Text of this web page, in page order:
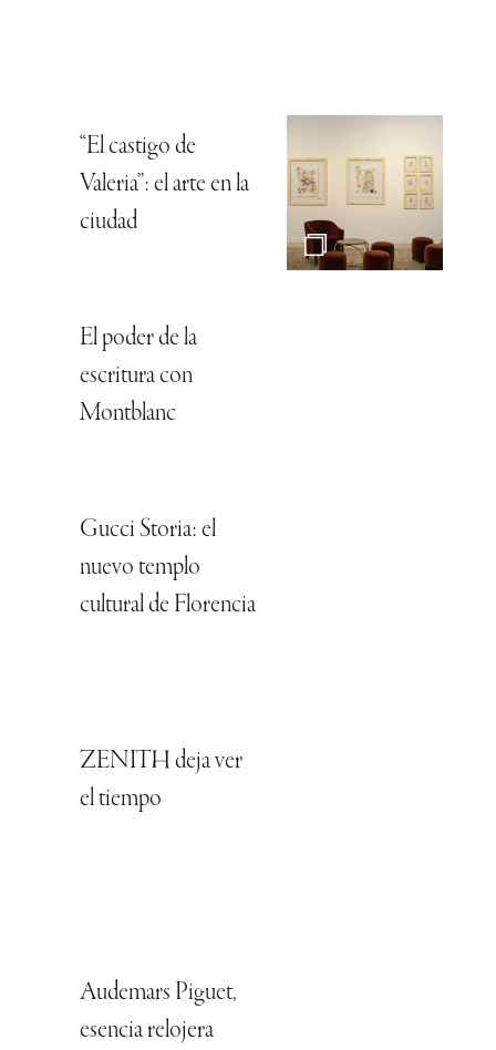
“El castigo de
Valeria”: el arte en la
ciudad
El poder de la
escritura con
Montblanc
Gucci Storia: el
nuevo templo
cultural de Florencia
ZENITH deja ver
el tiempo
Audemars Piguet,
esencia relojera